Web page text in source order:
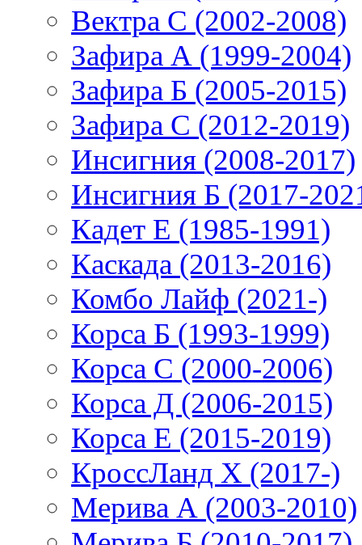
Вектра С (2002-2008)
Зафира А (1999-2004)
Зафира Б (2005-2015)
Зафира С (2012-2019)
Инсигния (2008-2017)
Инсигния Б (2017-
Кадет Е (1985-1991)
Каскада (2013-2016)
Комбо Лайф (2021-)
Корса Б (1993-1999)
Корса С (2000-2006)
Корса Д (2006-2015)
Корса E (2015-2019)
КроссЛанд X (2017-)
Мерива А (2003-2010)